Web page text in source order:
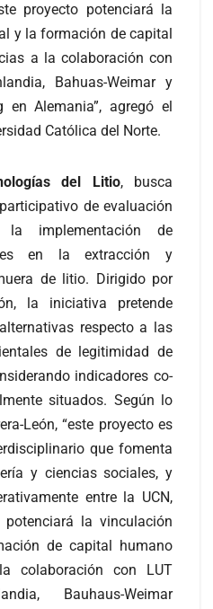
proyecto potenciará la
y la formación de capital
a la colaboración con
Bahuas-Weimar y
en Alemania”, agregó el
Católica del Norte.
del Litio, busca
de evaluación
la implementación de
en la extracción y
de litio. Dirigido por
la iniciativa pretende
respecto a las
de legitimidad de
indicadores co-
situados. Según lo
León, “este proyecto es
que fomenta
y ciencias sociales, y
entre la UCN,
potenciará la vinculación
de capital humano
colaboración con LUT
Bauhaus-Weimar